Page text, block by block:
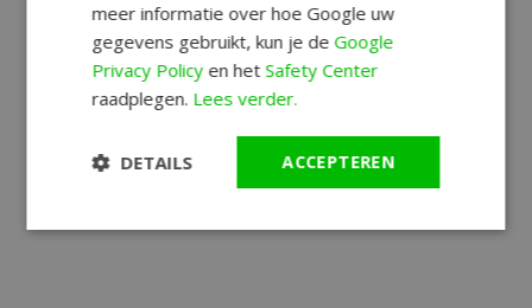
meer informatie over hoe Google uw
gegevens gebruikt, kun je deGoogle
Privacy Policyen hetSafety Center
raadplegen. Lees verder.
ACCEPTEREN
DETAILS